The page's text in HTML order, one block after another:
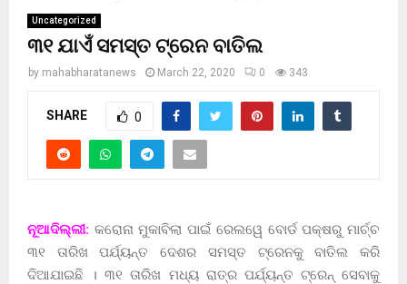
Uncategorized
୩୧ ଯାଏଁ ସମସ୍ତ ଟ୍ରେନ ବାତିଲ
by mahabharatanews March 22, 2020 0 343
SHARE 0
ନୂଆଦିଲ୍ଲୀ: କରୋନା ମୁକାବିଲା ପାଇଁ ରେଲୱେ ବୋର୍ଡ ପକ୍ଷରୁ ମାର୍ଚ୍ଚ
୩୧ ତାରିଖ ପର୍ଯ୍ୟନ୍ତ ଦେଶର ସମସ୍ତ ଟ୍ରେନକୁ ବାତିଲ କରି
ଦିଆଯାଇଛି । ୩୧ ତାରିଖ ମଧ୍ୟ ରାତ୍ର ପର୍ଯ୍ୟନ୍ତ ଟ୍ରେନ୍ ସେବାକୁ